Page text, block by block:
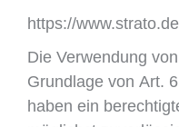
https://
Die Verwendung
Grundlage von Art.
haben ein